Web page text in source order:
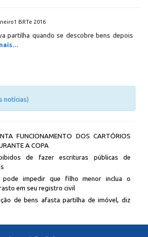
BRTe 2016
partilha quando se descobre bens depois
notícias)
FUNCIONAMENTO DOS CARTÓRIOS
A COPA
de fazer escrituras públicas de
pode impedir que filho menor inclua o
em seu registro civil
de bens afasta partilha de imóvel, diz